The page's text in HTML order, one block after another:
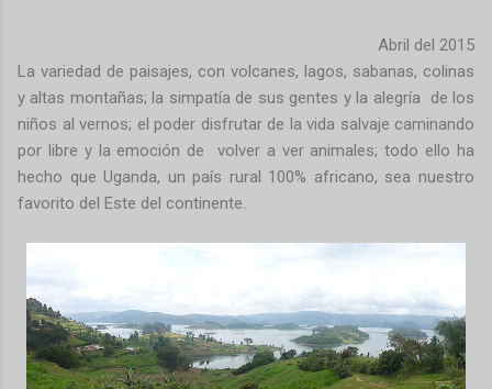
Abril del 2015
La variedad de paisajes, con volcanes, lagos, sabanas, colinas
y altas montañas; la simpatía de sus gentes y la alegría
de los
niños al vernos; el poder disfrutar de la vida salvaje caminando
por libre y la emoción de
volver a ver animales; todo ello ha
hecho que Uganda, un país rural 100% africano, sea nuestro
favorito del Este del continente.